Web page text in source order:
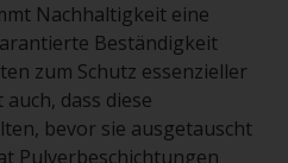
Nachhaltigkeit eine
Beständigkeit
zum Schutz essenzieller
dass diese
bevor sie ausgetauscht
Pulverbeschichtungen